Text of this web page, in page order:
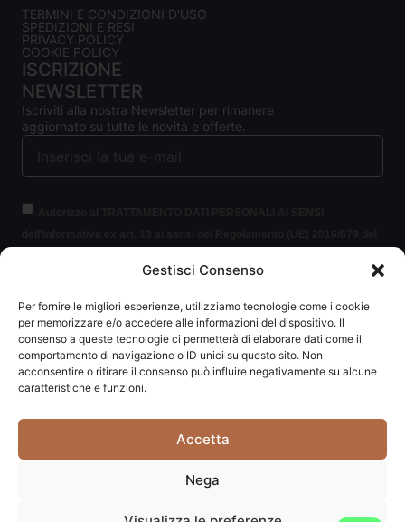
Gestisci Consenso
Per fornire le migliori esperienze, utilizziamo tecnologie come i cookie
per memorizzare e/o accedere alle informazioni del dispositivo. Il
consenso a queste tecnologie ci permetterà di elaborare dati come il
comportamento di navigazione o ID unici su questo sito. Non
acconsentire o ritirare il consenso può influire negativamente su alcune
caratteristiche e funzioni.
Accetta
Nega
TERMINI E CONDIZIONI D'USO
SPEDIZIONI E RESI
PRIVACY POLICY
COOKIE POLICY
ISCRIZIONE
NEWSLETTER
Iscriviti alla nostra Newsletter per rimanere
aggiornato su tutte le novità e offerte.
protezione delle persone fisiche con riguardo al trattamento dei dati
personali (per brevità GDPR 2016/679).
Clicca per leggere le
informazioni.
ISCRIVITI ALLA NEWSLETTER
Carpediem di Traversa Monia | P.IVA: 03415840408 | REA: